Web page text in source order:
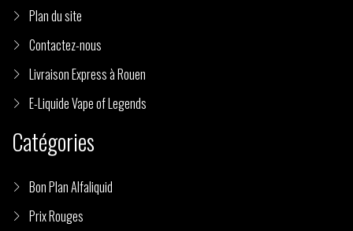
Plan du site
Contactez-nous
Livraison Express à Rouen
E-Liquide Vape of Legends
Catégories
Bon Plan Alfaliquid
Prix Rouges